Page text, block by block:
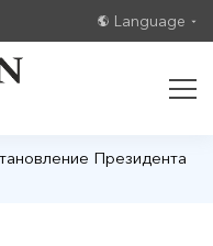
Language
Президента